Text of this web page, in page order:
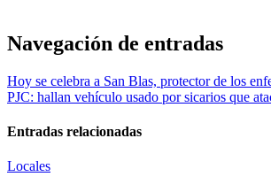
Navegación de entradas
Hoy se celebra a San Blas, protector de los
PJC: hallan vehículo usado por sicarios que
Entradas relacionadas
Locales